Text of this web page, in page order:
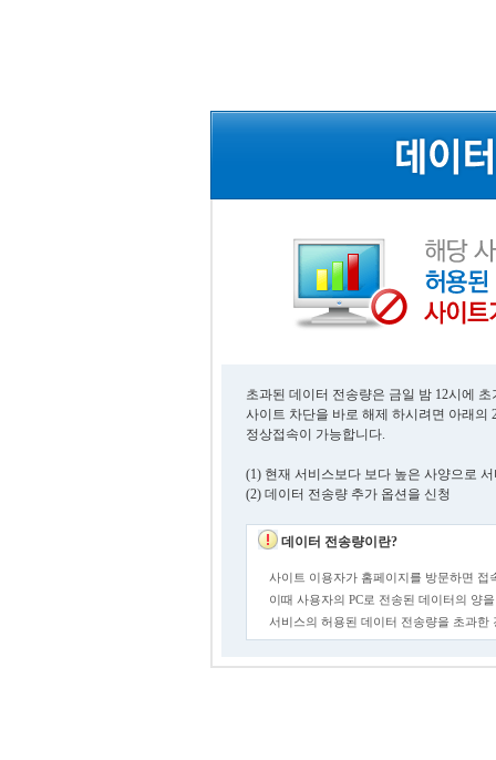
초과된 데이터 전송량은 금일 밤 12시에
사이트 차단을 바로 해제 하시려면 아래의
정상접속이 가능합니다.
(1) 현재 서비스보다 보다 높은 사양으로
(2) 데이터 전송량 추가 옵션을 신청
데이터 전송량이란?
사이트 이용자가 홈페이지를 방문하면 접
이때 사용자의 PC로 전송된 데이터의 양
서비스의 허용된 데이터 전송량을 초과